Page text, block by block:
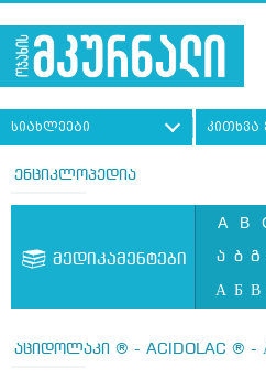
სიახლეები კითხვა
ენციკლოპედია
მედიკამენტები
A B
ა ბ გ
А Б В
აციდოლაკი ® - ACIDOLAC ®